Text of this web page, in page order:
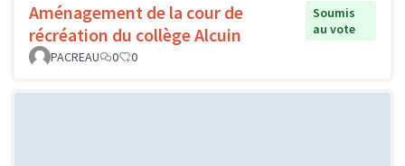
Aménagement de la cour de
récréation du collège Alcuin
Soumis
au vote
PACREAU
0 0